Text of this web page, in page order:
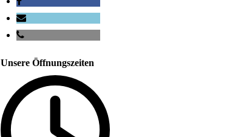
Unsere Öffnungszeiten